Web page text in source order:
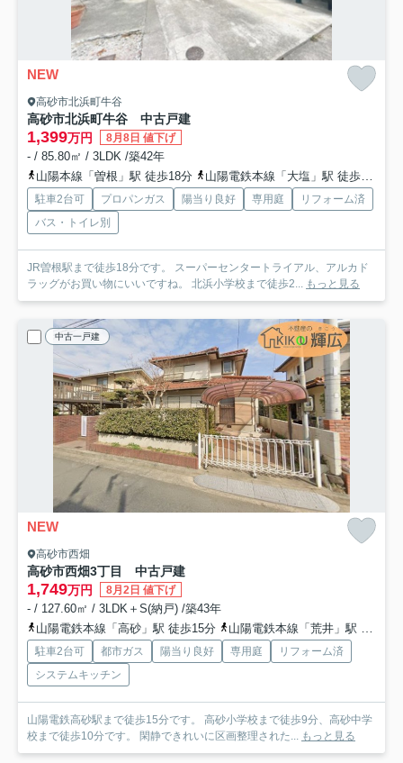
NEW
高砂市北浜町牛谷
高砂市北浜町牛谷 中古戸建
1,399万円 8月8日 値下げ
- / 85.80㎡ / 3LDK /築42年
山陽本線「曽根」駅 徒歩18分
山陽電鉄本線「大塩」駅 徒歩28分
駐車2台可 プロパンガス 陽当り良好 専用庭
リフォーム済
バス・トイレ別
JR曽根駅まで徒歩18分です。 スーパーセンタートライアル、アルカド
ラッグがお買い物にいいですね。 北浜小学校まで徒歩2... もっと見る
中古一戸建
NEW
高砂市西畑
高砂市西畑3丁目 中古戸建
1,749万円 8月2日 値下げ
- / 127.60㎡ / 3LDK＋S(納戸) /築43年
山陽電鉄本線「高砂」駅 徒歩15分
山陽電鉄本線「荒井」駅 徒歩17分
駐車2台可 都市ガス 陽当り良好 専用庭
リフォーム済
システムキッチン
山陽電鉄高砂駅まで徒歩15分です。 高砂小学校まで徒歩9分、高砂中学
校まで徒歩10分です。 閑静できれいに区画整理された... もっと見る